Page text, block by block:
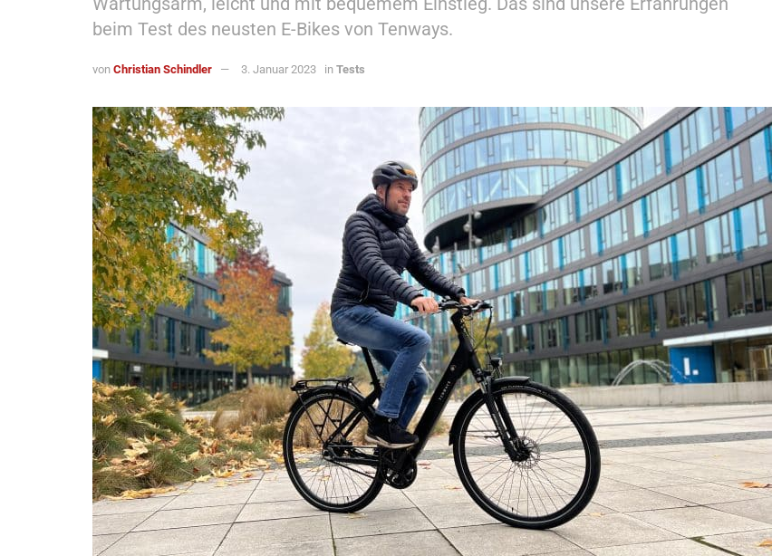
beim Test des neusten E-Bikes von Tenways.
von Christian Schindler 3. Januar 2023 in Tests